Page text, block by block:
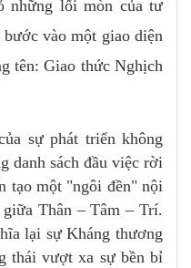
những lối mòn của tư
vào một giao diện
tên: Giao thức Nghịch
sự phát triển không
danh sách đầu việc rời
tạo một "ngôi đền" nội
Thân – Tâm – Trí.
lại sự Kháng thương
thái vượt xa sự bền bỉ